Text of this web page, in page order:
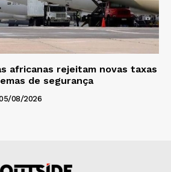
africanas rejeitam novas taxas
de segurança
08/2026